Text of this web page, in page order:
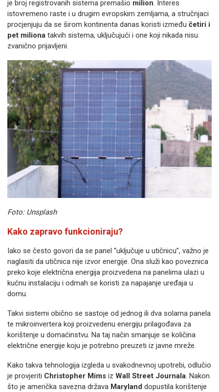
je broj registrovanih sistema premašio milion. Interes
istovremeno raste i u drugim evropskim zemljama, a stručnjaci
procjenjuju da se širom kontinenta danas koristi između četiri i
pet miliona takvih sistema, uključujući i one koji nikada nisu
zvanično prijavljeni.
Foto: Unsplash
Kako zapravo funkcioniraju?
Iako se često govori da se panel “uključuje u utičnicu”, važno je
naglasiti da utičnica nije izvor energije. Ona služi kao poveznica
preko koje električna energija proizvedena na panelima ulazi u
kućnu instalaciju i odmah se koristi za napajanje uređaja u
domu.
Takvi sistemi obično se sastoje od jednog ili dva solarna panela
te mikroinvertera koji proizvedenu energiju prilagođava za
korištenje u domaćinstvu. Na taj način smanjuje se količina
električne energije koju je potrebno preuzeti iz javne mreže.
Kako takva tehnologija izgleda u svakodnevnoj upotrebi, odlučio
je provjeriti Christopher Mims iz Wall Street Journala. Nakon
što je američka savezna država Maryland dopustila korištenje